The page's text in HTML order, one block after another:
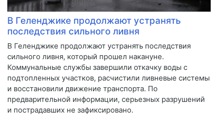
В Геленджике продолжают устранять
последствия сильного ливня
В Геленджике продолжают устранять последствия
сильного ливня, который прошел накануне.
Коммунальные службы завершили откачку воды с
подтопленных участков, расчистили ливневые системы
и восстановили движение транспорта. По
предварительной информации, серьезных разрушений
и пострадавших не зафиксировано.